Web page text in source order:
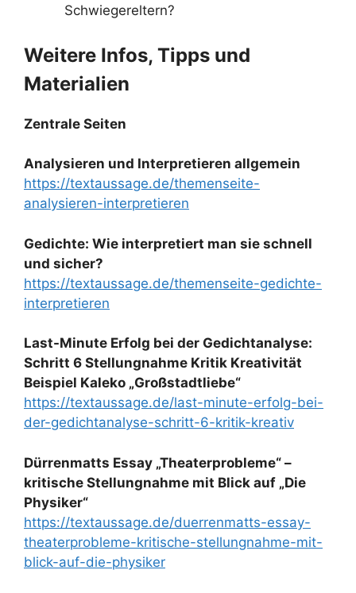
Schwiegereltern?
Weitere Infos, Tipps und
Materialien
Zentrale Seiten
Analysieren und Interpretieren allgemein
https://textaussage.de/themenseite-
analysieren-interpretieren
Gedichte: Wie interpretiert man sie schnell
und sicher?
https://textaussage.de/themenseite-gedichte-
interpretieren
Last-Minute Erfolg bei der Gedichtanalyse:
Schritt 6 Stellungnahme Kritik Kreativität
Beispiel Kaleko „Großstadtliebe“
https://textaussage.de/last-minute-erfolg-bei-
der-gedichtanalyse-schritt-6-kritik-kreativ
Dürrenmatts Essay „Theaterprobleme“ –
kritische Stellungnahme mit Blick auf „Die
Physiker“
https://textaussage.de/duerrenmatts-essay-
theaterprobleme-kritische-stellungnahme-mit-
blick-auf-die-physiker